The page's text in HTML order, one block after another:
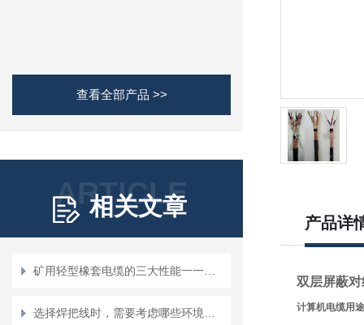
查看全部产品 >>
ARTICLE
相关文章
产品详
双层屏蔽
计算机电缆用